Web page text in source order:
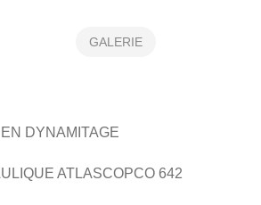
FORAGE
GALERIE
DYNAMITAGE
ATLASCOPCO 642